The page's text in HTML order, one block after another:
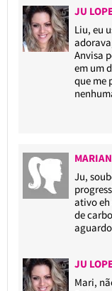
JU
Liu, eu
Anvisa
em um
que me
Ju,
ativo eh
de
JU
Mari,